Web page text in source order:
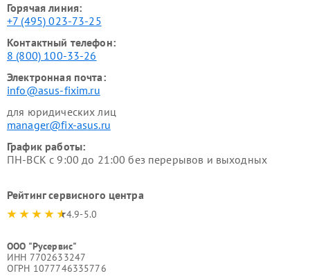
Горячая линия:
+7 (495) 023-73-25
Контактный телефон:
8 (800) 100-33-26
Электронная почта:
info@asus-fixim.ru
для юридических лиц
manager@fix-asus.ru
График работы:
ПН-ВСК с 9:00 до 21:00 без перерывов и выходных
Рейтинг сервисного центра
4.9-5.0
ООО "Русервис"
ИНН 7702633247
ОГРН 1077746335776